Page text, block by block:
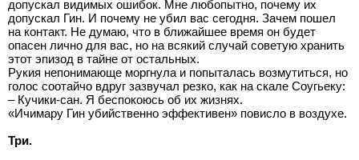
допускал видимых ошибок. Мне любопытно, почему их
допускал Гин. И почему не убил вас сегодня. Зачем пошел
на контакт. Не думаю, что в ближайшее время он будет
опасен лично для вас, но на всякий случай советую хранить
этот эпизод в тайне от остальных.
Рукия непонимающе моргнула и попыталась возмутиться, но
голос соотайчо вдруг зазвучал резко, как на скале Соугьеку:
– Кучики-сан. Я беспокоюсь об их жизнях.
«Ичимару Гин убийственно эффективен» повисло в воздухе.
Три.